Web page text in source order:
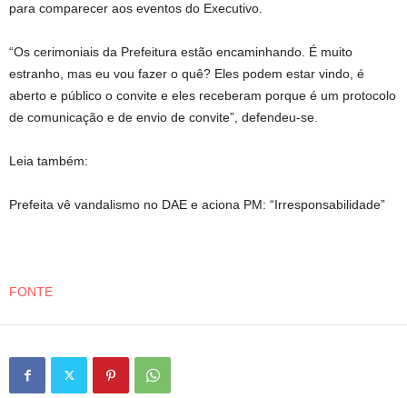
para comparecer aos eventos do Executivo.
“Os cerimoniais da Prefeitura estão encaminhando. É muito
estranho, mas eu vou fazer o quê? Eles podem estar vindo, é
aberto e público o convite e eles receberam porque é um protocolo
de comunicação e de envio de convite”, defendeu-se.
Leia também:
Prefeita vê vandalismo no DAE e aciona PM: “Irresponsabilidade”
FONTE